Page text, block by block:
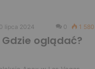
lipca 2024 0 1 580
Gdzie oglądać?